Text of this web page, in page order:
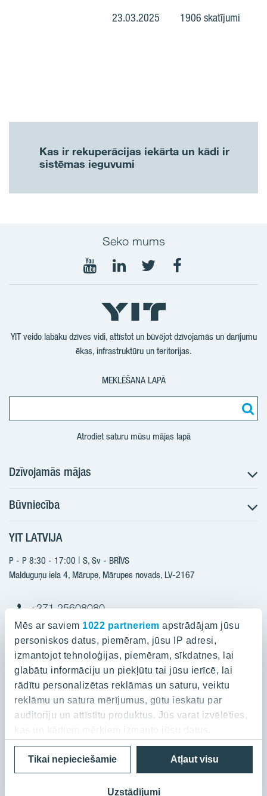
Mēs ar saviem 1022 partneriem apstrādājam jūsu
personiskos datus, piemēram, jūsu IP adresi,
izmantojot tehnoloģijas, piemēram, sīkdatnes, lai
glabātu informāciju un piekļūtu tai jūsu ierīcē, lai
rādītu personalizētas reklāmas un saturu, veiktu
reklāmu un satura mērījumus, gūtu ieskatu par
auditoriju un attīstītu produktus. Jūs varat izvēlēties,
Ja atļaujat, mēs arī vēlētos
atrašanās vietu, kas var būt ar precizitāti līdz
Atļaut visu
Uzstādījumi
Tikai nepieciešamie
23.03.2025 1906 skatījumi
Kas ir rekuperācijas iekārta un kādi ir
sistēmas ieguvumi
Seko mums
Seko
mums
YouTube
Seko
mums
LinkedIn
Seko
mums
Twtitter
Seko
YIT veido labāku dzīves vidi, attīstot un būvējot dzīvojamās un darījumu
ēkas, infrastruktūru un teritorijas.
MEKLĒŠANA LAPĀ
Atrodiet saturu mūsu mājas lapā
Dzīvojamās mājas
Meklēt dzīvokli
Nākotnes projekti
Pārdošanas informācija
YIT Plus
Kontakti
Būvniecība
Būvniecība
Jaunie projekti
Realizētie projekti
YIT LATVIJA
P - P 8:30 - 17:00 | S, Sv - BRĪVS
Malduguņu iela 4, Mārupe, Mārupes novads, LV-2167
+371 25608080
yitmajas@yit.lv
Projekti
Silvas nami
Grafīts
Par YIT
Par YIT
Ilgtspēja
Privātuma politika
Cookies